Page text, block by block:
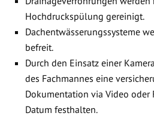
Hochdruckspülung gereinigt.
Dachentwässerungssysteme
befreit.
Durch den Einsatz einer
des Fachmannes eine
Dokumentation via Video oder
Datum festhalten.